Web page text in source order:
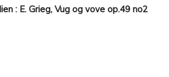
: E. Grieg, Vug og vove op.49 no2